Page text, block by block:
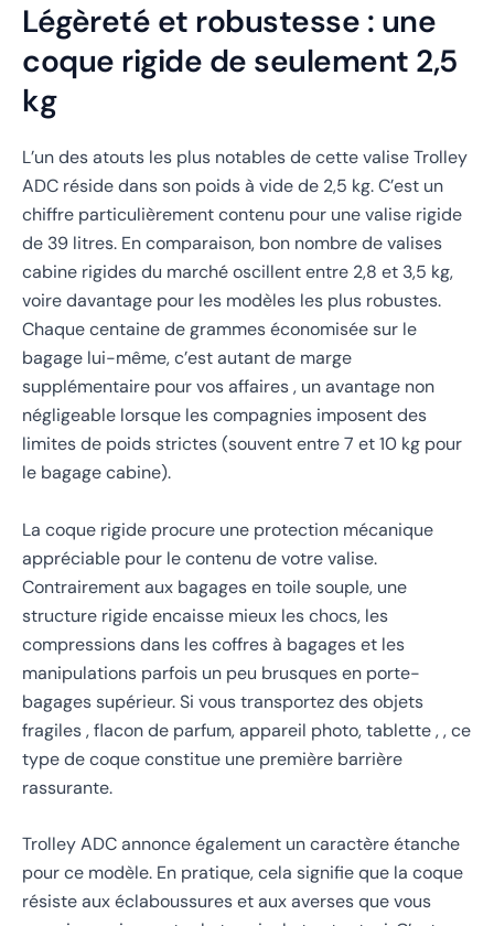
Légèreté et robustesse : une
coque rigide de seulement 2,5
kg
L’un des atouts les plus notables de cette valise Trolley
ADC réside dans son poids à vide de 2,5 kg. C’est un
chiffre particulièrement contenu pour une valise rigide
de 39 litres. En comparaison, bon nombre de valises
cabine rigides du marché oscillent entre 2,8 et 3,5 kg,
voire davantage pour les modèles les plus robustes.
Chaque centaine de grammes économisée sur le
bagage lui-même, c’est autant de marge
supplémentaire pour vos affaires , un avantage non
négligeable lorsque les compagnies imposent des
limites de poids strictes (souvent entre 7 et 10 kg pour
le bagage cabine).
La coque rigide procure une protection mécanique
appréciable pour le contenu de votre valise.
Contrairement aux bagages en toile souple, une
structure rigide encaisse mieux les chocs, les
compressions dans les coffres à bagages et les
manipulations parfois un peu brusques en porte-
bagages supérieur. Si vous transportez des objets
fragiles , flacon de parfum, appareil photo, tablette , , ce
type de coque constitue une première barrière
rassurante.
Trolley ADC annonce également un caractère étanche
pour ce modèle. En pratique, cela signifie que la coque
résiste aux éclaboussures et aux averses que vous